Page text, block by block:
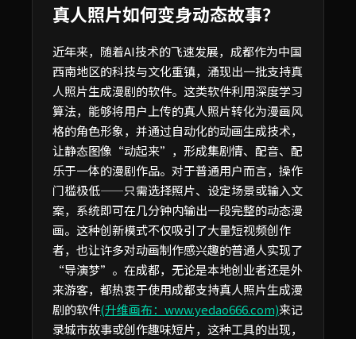
真人照片如何变身动态故事？
近年来，随着AI技术的飞速发展，成都作为中国
西南地区的科技与文化重镇，涌现出一批支持真
人照片生成漫剧的软件。这类软件利用深度学习
算法，能够将用户上传的真人照片转化为漫画风
格的角色形象，并通过自动化的动画生成技术，
让静态图像“动起来”，形成集剧情、配音、配
乐于一体的漫剧作品。对于普通用户而言，操作
门槛极低——只需选择照片、设定场景或输入文
案，系统即可在几分钟内输出一段完整的动态漫
画。这种创新模式不仅吸引了大量短视频创作
者，也让许多对动画制作感兴趣的普通人实现了
“导演梦”。在成都，无论是本地创业者还是外
来游客，都热衷于使用成都支持真人照片生成漫
剧的软件(升维画布：www.yedao666.com)来记
录城市故事或创作趣味短片，这种工具的出现，